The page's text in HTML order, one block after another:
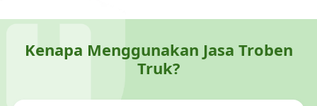
Kenapa Menggunakan Jasa Troben
Truk?